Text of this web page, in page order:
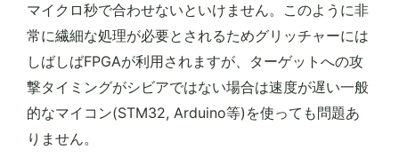
マイクロ秒で合わせないといけません。このように非
常に繊細な処理が必要とされるためグリッチャーには
しばしばFPGAが利用されますが、ターゲットへの攻
撃タイミングがシビアではない場合は速度が遅い一般
的なマイコン(STM32, Arduino等)を使っても問題あ
りません。